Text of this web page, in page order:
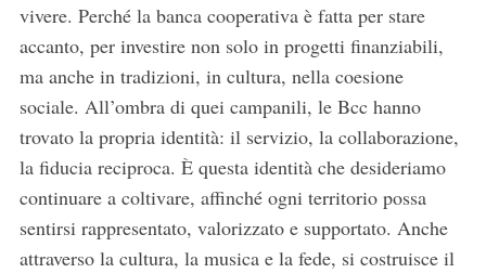
vivere. Perché la banca cooperativa è fatta per stare
accanto, per investire non solo in progetti finanziabili,
ma anche in tradizioni, in cultura, nella coesione
sociale. All’ombra di quei campanili, le Bcc hanno
trovato la propria identità: il servizio, la collaborazione,
la fiducia reciproca. È questa identità che desideriamo
continuare a coltivare, affinché ogni territorio possa
sentirsi rappresentato, valorizzato e supportato. Anche
attraverso la cultura, la musica e la fede, si costruisce il
S
r
c